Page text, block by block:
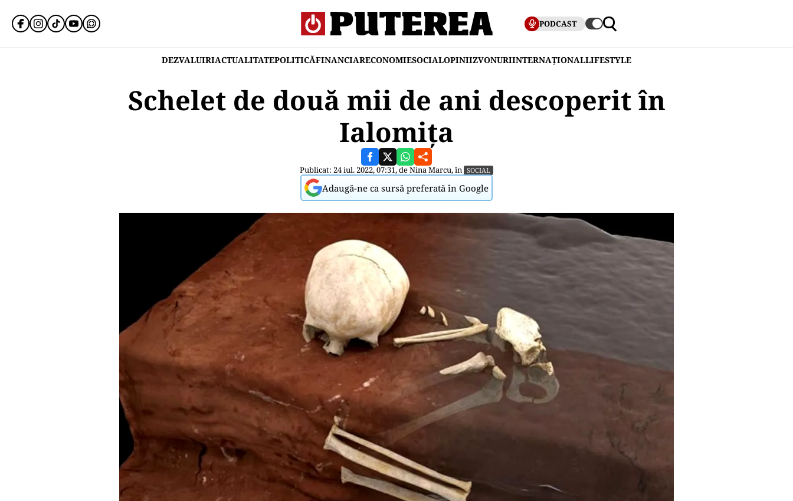
PODCAST
DEZVALUIRIACTUALITATEPOLITICĂFINANCIARECONOMIESOCIALOPINIIZVONURIINTERNAȚIONALLIFESTYLE
Schelet de două mii de ani descoperit în
Ialomița
Publicat: 24 iul. 2022, 07:31, deNina Marcu, în SOCIAL
Adaugă-ne ca sursă preferată în Google